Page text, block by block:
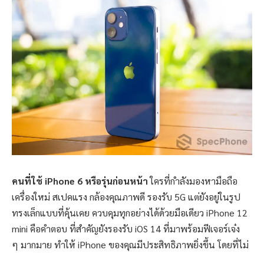
คนที่ใช้ iPhone 6 หรือรุ่นก่อนหน้าใครที่กำลังมองหามือถือ
เครื่องใหม่ สเปคแรง กล้องคุณภาพดี รองรับ 5G แต่ยังอยู่ในรูป
ทรงเล็กแบบที่คุ้นเคย ควบคุมทุกอย่างได้ด้วยมือเดียว iPhone 12
mini คือคำตอบ ที่สำคัญยังรองรับ iOS 14 ที่มาพร้อมฟีเจอร์เจ๋ง
ๆ มากมาย ทำให้ iPhone ของคุณมีประสิทธิภาพยิ่งขึ้น โดยที่ไม่